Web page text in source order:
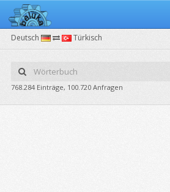
Deutsch Türkisch
768.284 Einträge, 100.720 Anfragen